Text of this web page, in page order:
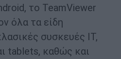
το TeamViewer
όλα τα είδη
συσκευές IT,
tablets, καθώς και